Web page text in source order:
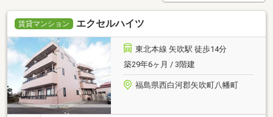
賃貸マンション エクセルハイツ
東北本線 矢吹駅 徒歩14分
築29年6ヶ月 / 3階建
福島県西白河郡矢吹町八幡町